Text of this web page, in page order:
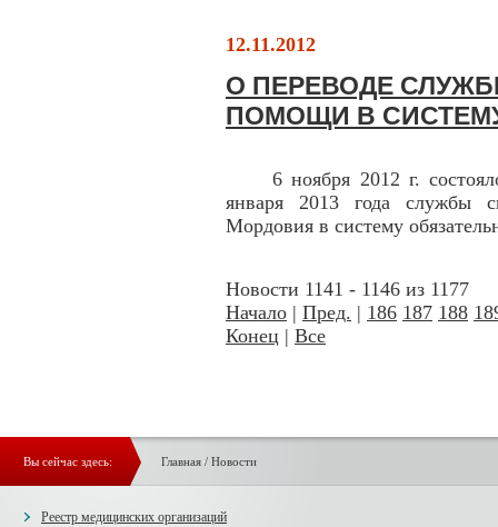
12.11.2012
О ПЕРЕВОДЕ
ПОМОЩИ В
6 ноября 2012 г.
января 2013 года службы
Мордовия в систему
Новости 1141 - 1146 из 1177
Начало | Пред. | 186 187 188
Конец | Все
Вы сейчас здесь: Главная/ Новости
Реестр медицинских организаций